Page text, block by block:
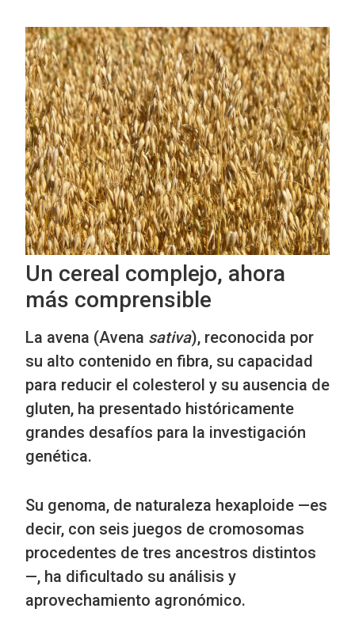
Un cereal complejo, ahora
más comprensible
La avena (Avena sativa), reconocida por
su alto contenido en fibra, su capacidad
para reducir el colesterol y su ausencia de
gluten, ha presentado históricamente
grandes desafíos para la investigación
genética.
Su genoma, de naturaleza hexaploide —es
decir, con seis juegos de cromosomas
procedentes de tres ancestros distintos
—, ha dificultado su análisis y
aprovechamiento agronómico.